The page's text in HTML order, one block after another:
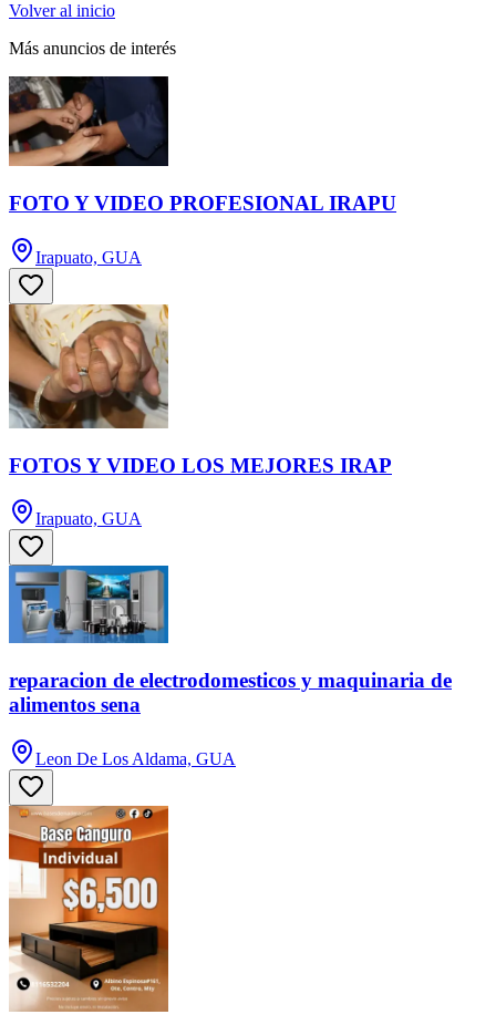
Volver al inicio
Más anuncios de interés
FOTO Y VIDEO PROFESIONAL IRAPU
Irapuato, GUA
FOTOS Y VIDEO LOS MEJORES IRAP
Irapuato, GUA
reparacion de electrodomesticos y maquinaria de
alimentos sena
Leon De Los Aldama, GUA